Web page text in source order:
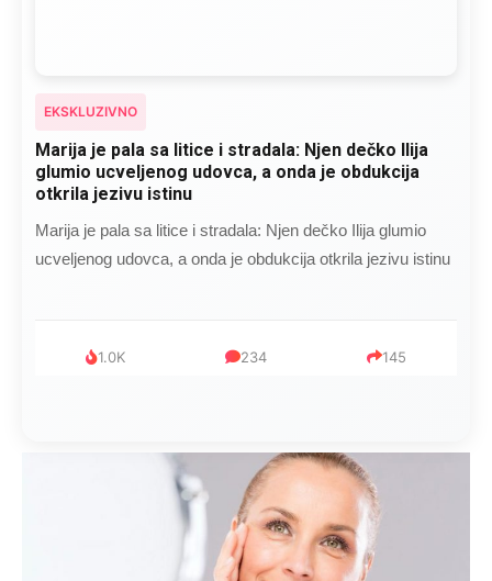
EKSKLUZIVNO
Marija je pala sa litice i stradala: Njen dečko Ilija
glumio ucveljenog udovca, a onda je obdukcija
otkrila jezivu istinu
Marija je pala sa litice i stradala: Njen dečko Ilija glumio
ucveljenog udovca, a onda je obdukcija otkrila jezivu istinu
1.0K 234 145